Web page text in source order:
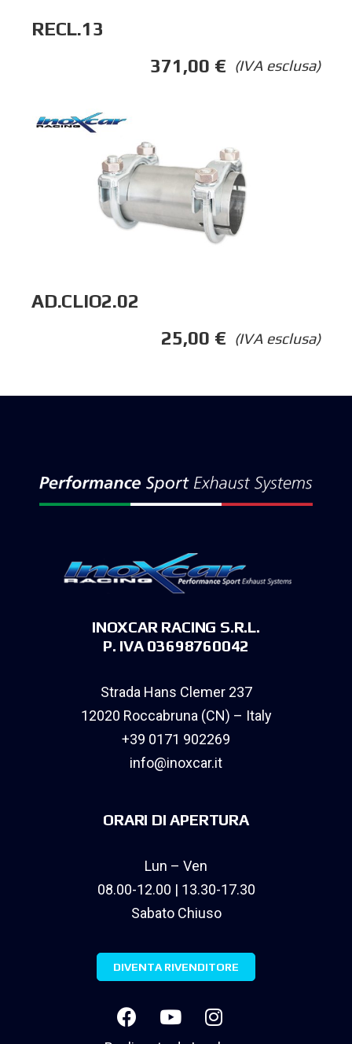
RECL.13
(IVA esclusa)
371,00 €
AD.CLIO2.02
(IVA esclusa)
25,00 €
INOXCAR RACING S.R.L.
P. IVA 03698760042
Strada Hans Clemer 237
12020 Roccabruna (CN) – Italy
+39 0171 902269
info@inoxcar.it
ORARI DI APERTURA
Lun – Ven
08.00-12.00 | 13.30-17.30
Sabato Chiuso
DIVENTA RIVENDITORE